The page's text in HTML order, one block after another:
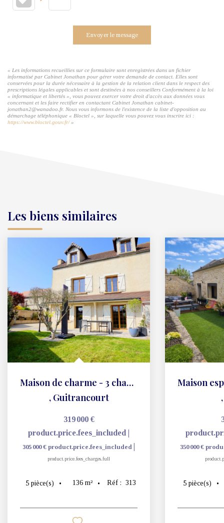
Envoyer le message
« Les informations recueillies sur ce formulaire sont enregistrées dans un fichier
informatisé par Cabinet Jonathan pour gérer votre demande de contact. Elles sont
conservées pour la durée nécessaire à la gestion de la relation client dans le respect des
prescriptions légales applicables et sont destinées à nos conseillers Conformément à la loi
« informatique et libertés », vous pouvez exercer votre droit d'accès aux données vous
concernant et les faire rectifier en contactant Cabinet Jonathan cabinet-
jonathan2@wanadoo.fr. Nous vous informons de l'existence de la liste d'opposition au
démarchage téléphonique « Bloctel », sur laquelle vous pouvez vous inscrire ici :
https://www.bloctel.gouv.fr/»
Les biens similaires
Maison de charme - 3 chambres - 136 m2
, Guitrancourt
319 000 €
product.price.fees_included
305 000 € product.price.fees_included
product.price.fees_charges.full
5 pièce(s) 136 m² Réf : 313
350 000 €
5 pièce(s)